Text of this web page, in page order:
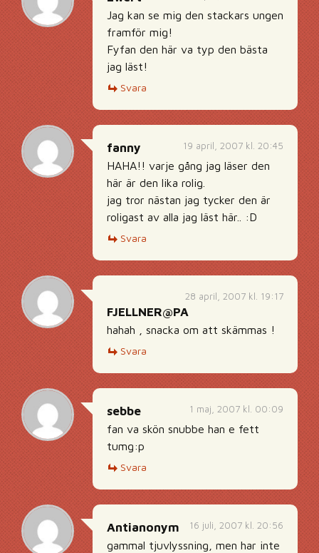
Jag kan se mig den stackars ungen
framför mig!
Fyfan den här va typ den bästa
jag läst!
Svara
19 april, 2007 kl. 20:45
fanny
HAHA!! varje gång jag läser den
här är den lika rolig.
jag tror nästan jag tycker den är
roligast av alla jag läst här.. :D
Svara
28 april, 2007 kl. 19:17
FJELLNER@PA
hahah , snacka om att skämmas !
Svara
1 maj, 2007 kl. 00:09
sebbe
fan va skön snubbe han e fett
tumg:p
Svara
16 juli, 2007 kl. 20:56
Antianonym
gammal tjuvlyssning, men har inte